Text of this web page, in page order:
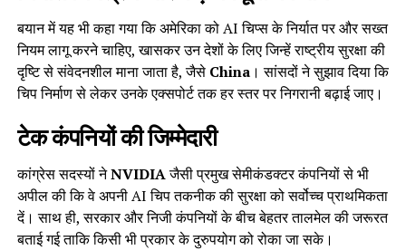
बयान में यह भी कहा गया कि अमेरिका को AI चिप्स के निर्यात पर और सख्त
नियम लागू करने चाहिए, खासकर उन देशों के लिए जिन्हें राष्ट्रीय सुरक्षा की
दृष्टि से संवेदनशील माना जाता है, जैसे China। सांसदों ने सुझाव दिया कि
चिप निर्माण से लेकर उनके एक्सपोर्ट तक हर स्तर पर निगरानी बढ़ाई जाए।
टेक कंपनियों की जिम्मेदारी
कांग्रेस सदस्यों नेNVIDIAजैसी प्रमुख सेमीकंडक्टर कंपनियों से भी
अपील की कि वे अपनी AI चिप तकनीक की सुरक्षा को सर्वोच्च प्राथमिकता
दें। साथ ही, सरकार और निजी कंपनियों के बीच बेहतर तालमेल की जरूरत
बताई गई ताकि किसी भी प्रकार के दुरुपयोग को रोका जा सके।